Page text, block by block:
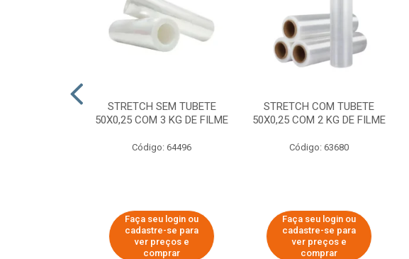
STRETCH SEM TUBETE
50X0,25 COM 3 KG DE FILME
Código: 64496
Faça seu login ou
cadastre-se para
ver preços e
comprar
STRETCH COM TUBETE
50X0,25 COM 2 KG DE FILME
Código: 63680
Faça seu login ou
cadastre-se para
ver preços e
comprar